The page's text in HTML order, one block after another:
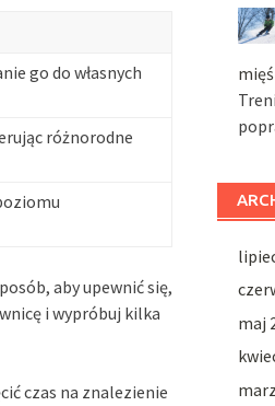
go do własnych
różnorodne
aby upewnić się,
i wypróbuj kilka
czas na znalezienie
maj